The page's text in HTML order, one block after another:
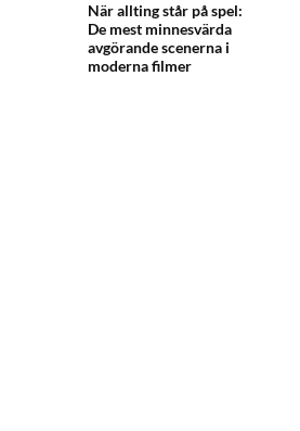
När allting står på spel:
De mest minnesvärda
avgörande scenerna i
moderna filmer